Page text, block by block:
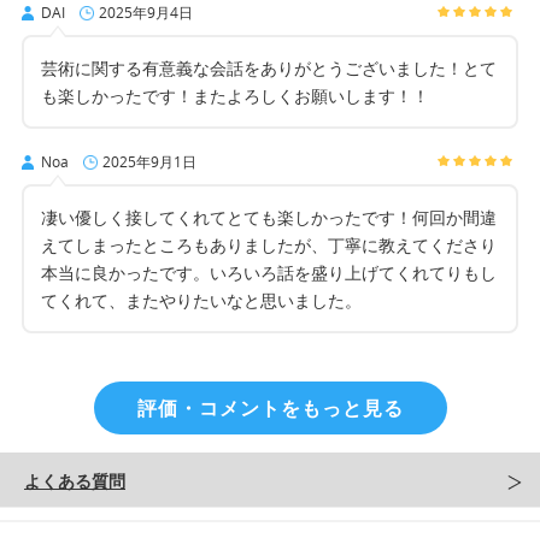
DAI 2025年9月4日
芸術に関する有意義な会話をありがとうございました！とて
も楽しかったです！またよろしくお願いします！！
Noa 2025年9月1日
凄い優しく接してくれてとても楽しかったです！何回か間違
えてしまったところもありましたが、丁寧に教えてくださり
本当に良かったです。いろいろ話を盛り上げてくれてりもし
てくれて、またやりたいなと思いました。
評価・コメントをもっと見る
よくある質問